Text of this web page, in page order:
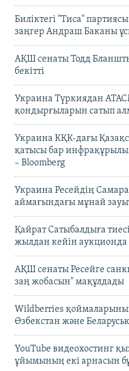
Биліктегі "Тиса"
заңгер Андраш Баканы
АҚШ сенаты Тодд
бекітті
Украина Түркиядан
қондырғыларын сатып
Украина КҚК-дағы
қатысы бар
– Bloomberg
Украина Ресейдің
аймағындағы мұнай
Қайрат Сатыбалдыға
жылдан кейін аукционда
АҚШ сенаты Ресейге
заң жобасын" мақұлдады
Wildberries қоймаларының
Өзбекстан және
YouTube видеохостинг
ұйымының екі арнасын